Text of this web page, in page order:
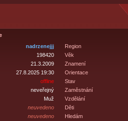
nadrzenejjj
198420
21.3.2009
27.8.2025 19:30
offline
neveřejný
Muž
neuvedeno
neuvedeno
Region
Věk
Znamení
Orientace
Stav
Zaměstnání
Vzdělání
Děti
Hledám